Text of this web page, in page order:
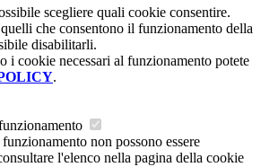
scegliere quali cookie consentire.
che consentono il funzionamento della
disabilitarli.
i cookie necessari al funzionamento potete
.
non possono essere
l'elenco nella pagina della cookie